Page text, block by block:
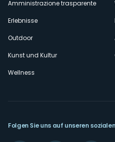
Amministrazione trasparente
Erlebnisse
Outdoor
Kunst und Kultur
Wellness
Folgen Sie uns auf unseren